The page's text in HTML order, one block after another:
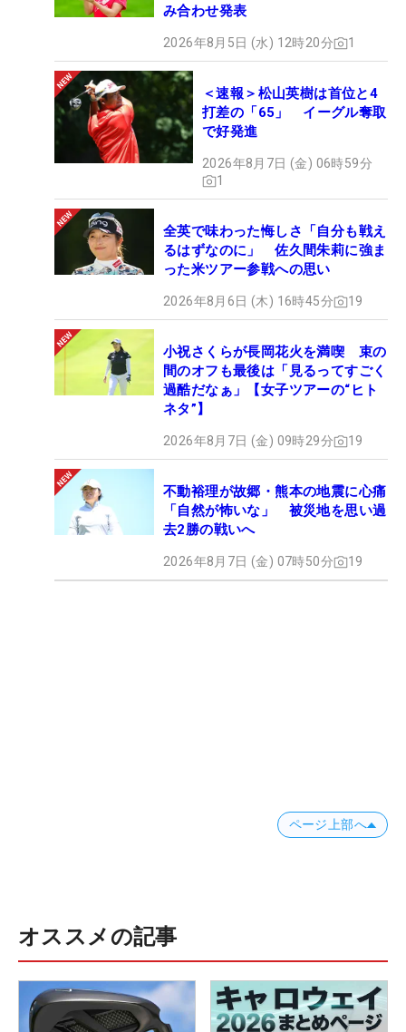
み合わせ発表
2026年8月5日 (水) 12時20分 1
＜速報＞松山英樹は首位と4
打差の「65」 イーグル奪取
で好発進
2026年8月7日 (金) 06時59分
1
全英で味わった悔しさ「自分も戦え
るはずなのに」 佐久間朱莉に強ま
った米ツアー参戦への思い
2026年8月6日 (木) 16時45分 19
小祝さくらが長岡花火を満喫 束の
間のオフも最後は「見るってすごく
過酷だなぁ」【女子ツアーの“ヒト
ネタ”】
2026年8月7日 (金) 09時29分 19
不動裕理が故郷・熊本の地震に心痛
「自然が怖いな」 被災地を思い過
去2勝の戦いへ
2026年8月7日 (金) 07時50分 19
ページ上部へ
オススメの記事